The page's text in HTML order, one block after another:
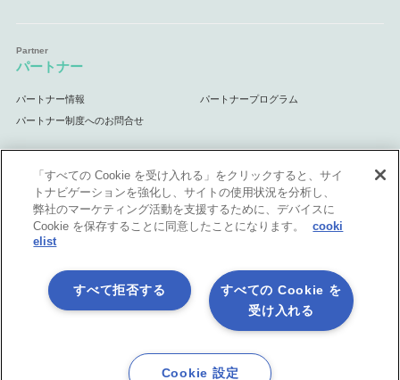
パートナー
パートナー情報 パートナープログラム
パートナー制度へのお問合せ
サポート
サポート情報
各社商標について
会社情報
「すべての Cookie を受け入れる」をクリックすると、サイ
トナビゲーションを強化し、サイトの使用状況を分析し、
弊社のマーケティング活動を支援するために、デバイスに
Cookie を保存することに同意したことになります。
cooki
elist
すべての Cookie を
受け入れる
すべて拒否する
Cookie 設定